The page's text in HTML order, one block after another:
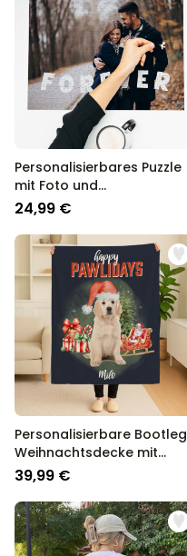
Personalisierbares Puzzle
mit Foto und
geschwungenem Text
24,99 €
Personalisierbare Bootleg
Weihnachtsdecke mit
Haustier
39,99 €